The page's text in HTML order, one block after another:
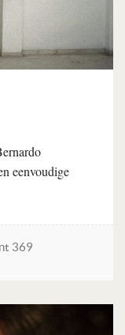
eenvoudige
369